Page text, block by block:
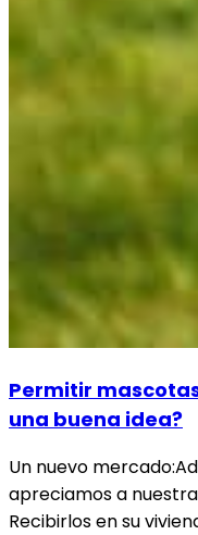
Permitir
una buena idea?
Un nuevo
apreciamos a
Recibirlos en su